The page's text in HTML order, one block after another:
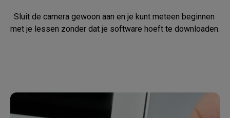
Sluit de camera gewoon aan en je kunt meteen beginnen
met je lessen zonder dat je software hoeft te downloaden.